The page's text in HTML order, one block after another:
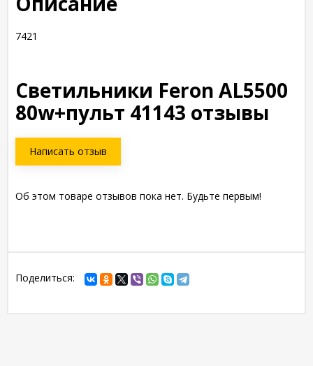
7421
Светильники Feron AL5500
80w+пульт 41143 отзывы
Написать отзыв
Об этом товаре отзывов пока нет. Будьте первым!
Поделиться: